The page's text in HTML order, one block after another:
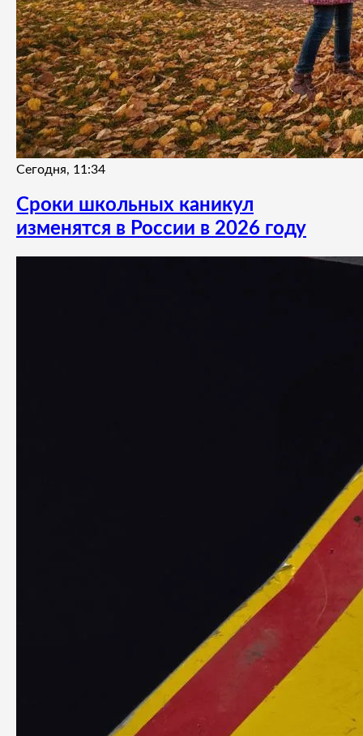
Сегодня, 11:34
Сроки школьных каникул
изменятся в России в 2026 году